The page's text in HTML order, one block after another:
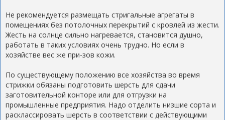
Не рекомендуется размещать стригальные агрегаты в
помещениях без потолочных перекрытий с кровлей из жести.
Жесть на солнце сильно нагревается, становится душно,
работать в таких условиях очень трудно. Но если в
хозяйстве вес же при-зов кожи.
По существующему положению все хозяйства во время
стрижки обязаны подготовить шерсть для сдачи
заготовительной конторе или для отгрузки на
промышленные предприятия. Надо отделить низшие сорта и
расклассировать шерсть в соответствии с действующими